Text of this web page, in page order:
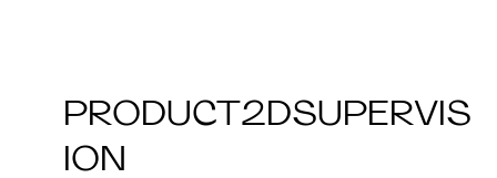
PRODUCT2DSUPERVIS
ION